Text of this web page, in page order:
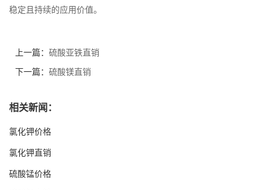
稳定且持续的应用价值。
上一篇： 硫酸亚铁直销
下一篇： 硫酸镁直销
相关新闻：
氯化钾价格
氯化钾直销
硫酸锰价格